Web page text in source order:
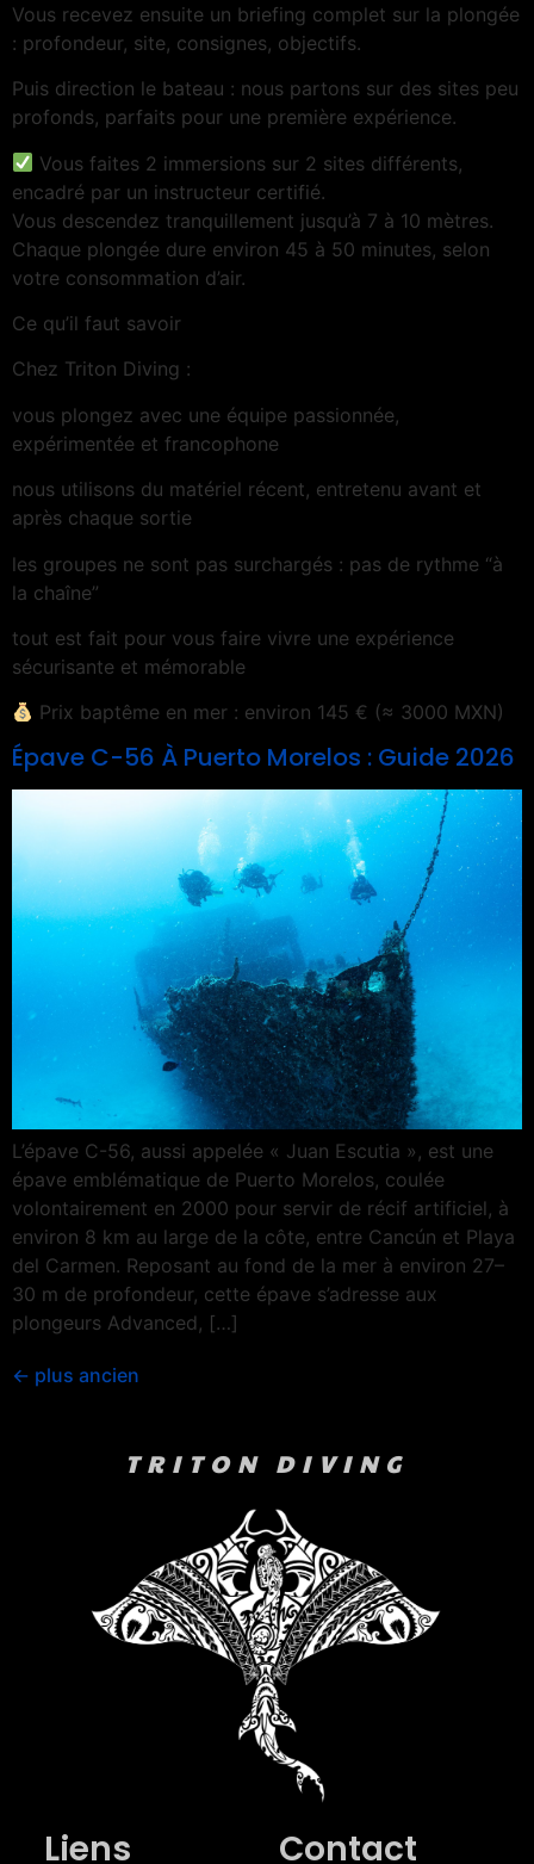
Vous recevez ensuite un briefing complet sur la plongée
: profondeur, site, consignes, objectifs.
Puis direction le bateau : nous partons sur des sites peu
profonds, parfaits pour une première expérience.
Vous faites 2 immersions sur 2 sites différents,
encadré par un instructeur certifié.
Vous descendez tranquillement jusqu’à 7 à 10 mètres.
Chaque plongée dure environ 45 à 50 minutes, selon
votre consommation d’air.
Ce qu’il faut savoir
Chez Triton Diving :
vous plongez avec une équipe passionnée,
expérimentée et francophone
nous utilisons du matériel récent, entretenu avant et
après chaque sortie
les groupes ne sont pas surchargés : pas de rythme “à
la chaîne”
tout est fait pour vous faire vivre une expérience
sécurisante et mémorable
Prix baptême en mer : environ 145 € (≈ 3000 MXN)
Épave C-56 À Puerto Morelos : Guide 2026
L’épave C-56, aussi appelée « Juan Escutia », est une
épave emblématique de Puerto Morelos, coulée
volontairement en 2000 pour servir de récif artificiel, à
environ 8 km au large de la côte, entre Cancún et Playa
del Carmen. Reposant au fond de la mer à environ 27–
30 m de profondeur, cette épave s’adresse aux
plongeurs Advanced, […]
← plus ancien
TRITON DIVING
Liens Contact